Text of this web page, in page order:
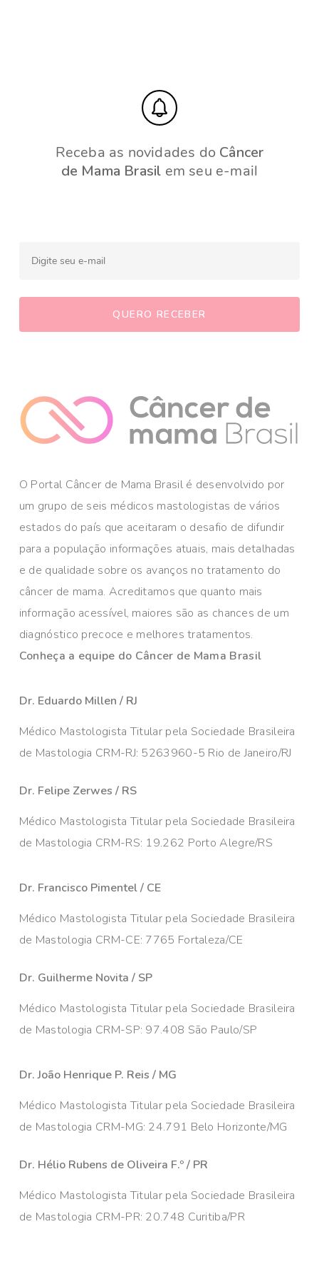
Receba as novidades do Câncer
de Mama Brasil em seu e-mail
O Portal Câncer de Mama Brasil é desenvolvido por
um grupo de seis médicos mastologistas de vários
estados do país que aceitaram o desafio de difundir
para a população informações atuais, mais detalhadas
e de qualidade sobre os avanços no tratamento do
câncer de mama. Acreditamos que quanto mais
informação acessível, maiores são as chances de um
diagnóstico precoce e melhores tratamentos.
Conheça a equipe do Câncer de Mama Brasil
Dr. Eduardo Millen / RJ
Médico Mastologista Titular pela Sociedade Brasileira
de Mastologia CRM-RJ: 5263960-5 Rio de Janeiro/RJ
Dr. Felipe Zerwes / RS
Médico Mastologista Titular pela Sociedade Brasileira
de Mastologia CRM-RS: 19.262 Porto Alegre/RS
Dr. Francisco Pimentel / CE
Médico Mastologista Titular pela Sociedade Brasileira
de Mastologia CRM-CE: 7765 Fortaleza/CE
Dr. Guilherme Novita / SP
Médico Mastologista Titular pela Sociedade Brasileira
de Mastologia CRM-SP: 97.408 São Paulo/SP
Dr. João Henrique P. Reis / MG
Médico Mastologista Titular pela Sociedade Brasileira
de Mastologia CRM-MG: 24.791 Belo Horizonte/MG
Dr. Hélio Rubens de Oliveira F.º / PR
Médico Mastologista Titular pela Sociedade Brasileira
de Mastologia CRM-PR: 20.748 Curitiba/PR